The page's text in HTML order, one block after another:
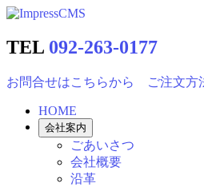
TEL 092-263-0177
お問合せはこちらから ご注文方
HOME
会社案内
ごあいさつ
会社概要
沿革